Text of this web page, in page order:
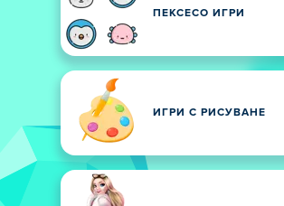
ПЕКСЕСО ИГРИ
ИГРИ С РИСУВАНЕ